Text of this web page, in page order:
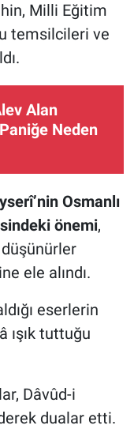
Milli Eğitim
temsilcileri ve
Alan
Neden
Osmanlı
önemi,
ele alındı.
eserlerin
ışık tuttuğu
Dâvûd-i
dualar etti.